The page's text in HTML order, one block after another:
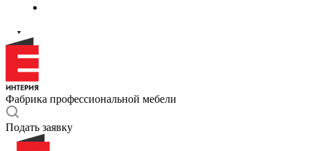
Фабрика профессиональной мебели
Подать заявку